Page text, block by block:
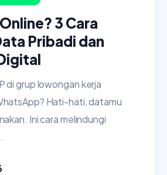
3 Cara
Pribadi dan
di grup lowongan kerja
Hati-hati, datamu
Ini cara melindungi